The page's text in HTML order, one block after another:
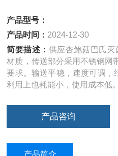
产品型号：
产品时间： 2024-12-30
简要描述： 供应杏鲍菇巴氏
材质，传送部分采用不锈钢网
要求。输送平稳，速度可调，
利用上也耗能小，使用成本低。
产品咨询
产品简介